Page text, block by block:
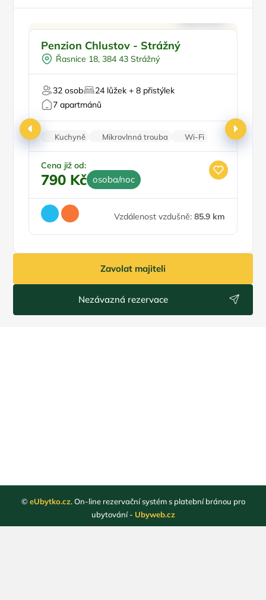
Dětské hřiště
Sauna
Mini Zoo
U lesa
Penzion Chlustov - Strážný
Řasnice 18, 384 43 Strážný
32 osob
24 lůžek + 8 přistýlek
7 apartmánů
Kuchyně Mikrovlnná trouba
Wi-Fi
Sprchový kout
Balkon/terasa
Cena již od:
790 Kč osoba/noc
Vzdálenost vzdušně: 85.9 km
Zavolat majiteli
Nezávazná rezervace
© eUbytko.cz. On-line rezervační systém s platební bránou pro
ubytování - Ubyweb.cz